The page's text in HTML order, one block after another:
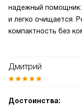
надежный помощник:
и легко очищается.
компактность без
Дмитрий
Достоинства: